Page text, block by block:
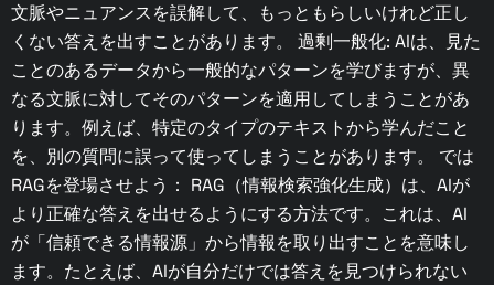
文脈やニュアンスを誤解して、もっともらしいけれど正し
くない答えを出すことがあります。 過剰一般化: AIは、見た
ことのあるデータから一般的なパターンを学びますが、異
なる文脈に対してそのパターンを適用してしまうことがあ
ります。例えば、特定のタイプのテキストから学んだこと
を、別の質問に誤って使ってしまうことがあります。 では
RAGを登場させよう： RAG（情報検索強化生成）は、AIが
より正確な答えを出せるようにする方法です。これは、AI
が「信頼できる情報源」から情報を取り出すことを意味し
ます。たとえば、AIが自分だけでは答えを見つけられない